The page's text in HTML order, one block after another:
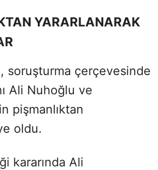
YARARLANARAK
soruşturma çerçevesinde
Ali Nuhoğlu ve
pişmanlıktan
oldu.
kararında Ali